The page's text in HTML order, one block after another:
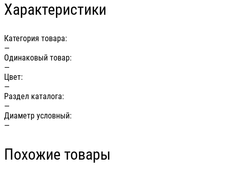
Характеристики
Категория товара:
—
Одинаковый товар:
—
Цвет:
—
Раздел каталога:
—
Диаметр условный:
—
Похожие товары